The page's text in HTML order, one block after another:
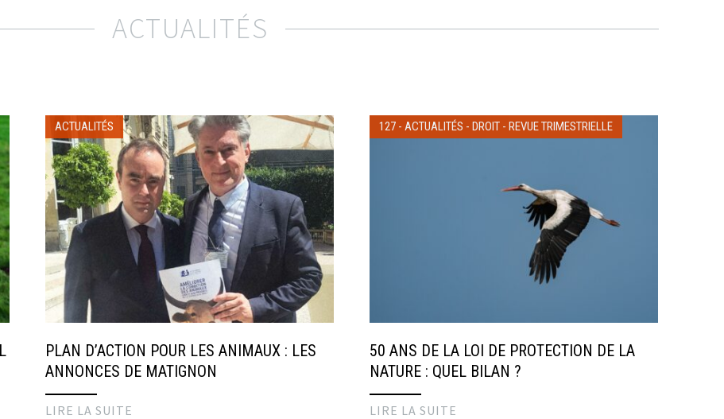
ACTUALITÉS
ACTUALITÉS
PLAN D’ACTION POUR LES ANIMAUX : LES
ANNONCES DE MATIGNON
LIRE LA SUITE
127- ACTUALITÉS - DROIT- REVUE TRIMESTRIELLE
50 ANS DE LA LOI DE PROTECTION DE LA
NATURE : QUEL BILAN ?
LIRE LA SUITE